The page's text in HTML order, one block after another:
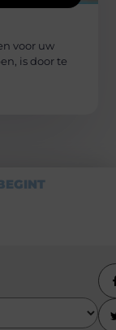
voor uw
is door te